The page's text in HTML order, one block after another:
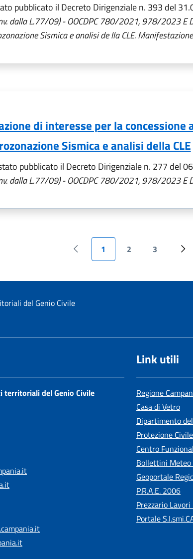
pubblicato il Decreto Dirigenziale n. 393 del
dalla L.77/09) - OOCDPC 780/2021, 978/2023 E
Sismica e analisi de lla CLE.
di interesse per la
Sismica e analisi della CLE
pubblicato il Decreto Dirigenziale n. 277 del
dalla L.77/09) - OOCDPC 780/2021, 978/2023 E
Pagina precedente
Pagina attuale
1
Pagina
2
Pagina
3
del Genio Civile
territoriali del Genio Civile
Link utili
Regione
Casa di Vetro
Dipartimento
Protezione
Centro
Bollettini Meteo
Geoportale
P.R.A.E. 2006
Prezzario
Portale